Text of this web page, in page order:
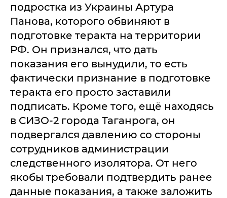
подростка из Украины Артура
Панова, которого обвиняют в
подготовке теракта на территории
РФ. Он признался, что дать
показания его вынудили, то есть
фактически признание в подготовке
теракта его просто заставили
подписать. Кроме того, ещё находясь
в СИЗО-2 города Таганрога, он
подвергался давлению со стороны
сотрудников администрации
следственного изолятора. От него
якобы требовали подтвердить ранее
данные показания, а также заложить